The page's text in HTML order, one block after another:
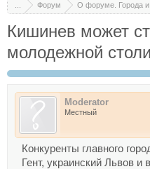
Форум О форуме. Города и
Кишинев может
молодежной
Moderator
Местный
Конкуренты главного
Гент, украинский Львов и